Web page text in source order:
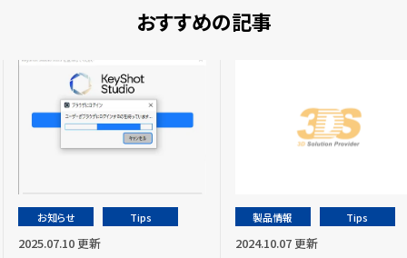
おすすめの記事
お知らせ Tips
2025.07.10 更新
製品情報 Tips
2024.10.07 更新